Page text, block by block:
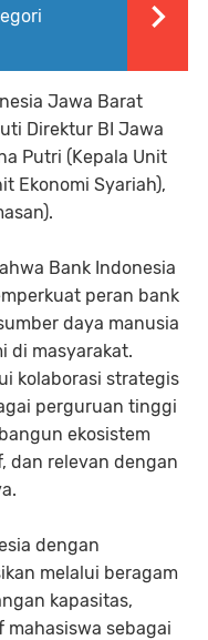
Jawa Barat
Direktur BI Jawa
Putri (Kepala Unit
Ekonomi Syariah),
Bank Indonesia
peran bank
daya manusia
di masyarakat.
kolaborasi strategis
perguruan tinggi
ekosistem
dan relevan dengan
dengan
melalui beragam
kapasitas,
sebagai